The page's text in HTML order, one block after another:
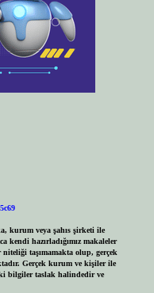
kurum veya şahıs şirketi ile
kendi hazırladığımız makaleler
taşımamakta olup, gerçek
Gerçek kurum ve kişiler ile
bilgiler taslak halindedir ve